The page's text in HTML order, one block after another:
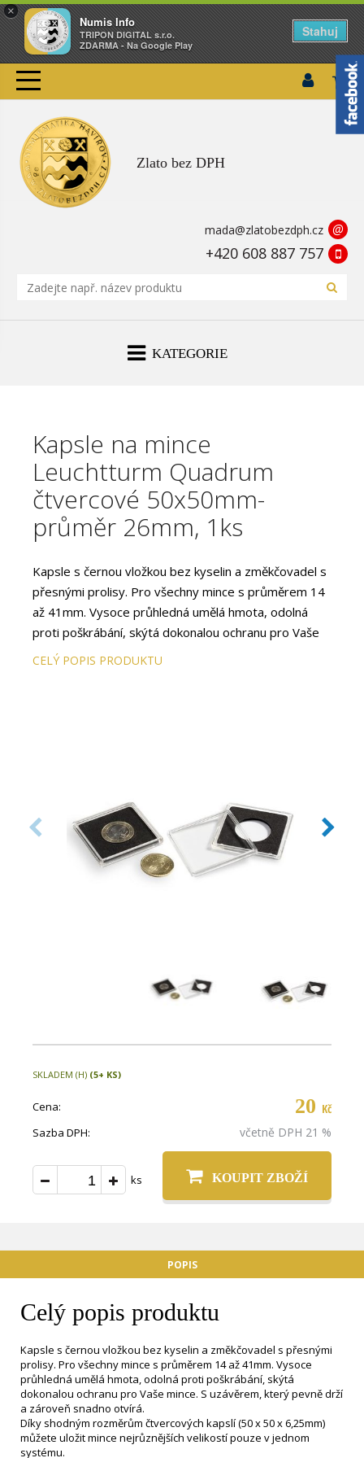
×
Numis Info
TRIPON DIGITAL s.r.o.
ZDARMA - Na Google Play
Stahuj
Zlato bez DPH
mada@zlatobezdph.cz @
+420 608 887 757
KATEGORIE
Kapsle na mince
Leuchtturm Quadrum
čtvercové 50x50mm-
průměr 26mm, 1ks
Kapsle s černou vložkou bez kyselin a změkčovadel s
přesnými prolisy. Pro všechny mince s průměrem 14
až 41mm. Vysoce průhledná umělá hmota, odolná
proti poškrábání, skýtá dokonalou ochranu pro Vaše
mince. S uzávěrem, který pevně drží a zároveň
CELÝ POPIS PRODUKTU
SKLADEM (H) (5+ KS)
Cena: 20 Kč
Sazba DPH: včetně DPH 21 %
ks KOUPIT ZBOŽÍ
POPIS
Celý popis produktu
Kapsle s černou vložkou bez kyselin a změkčovadel s přesnými
prolisy. Pro všechny mince s průměrem 14 až 41mm. Vysoce
průhledná umělá hmota, odolná proti poškrábání, skýtá
dokonalou ochranu pro Vaše mince. S uzávěrem, který pevně drží
a zároveň snadno otvírá.
Díky shodným rozměrům čtvercových kapslí (50 x 50 x 6,25mm)
můžete uložit mince nejrůznějších velikostí pouze v jednom
systému.